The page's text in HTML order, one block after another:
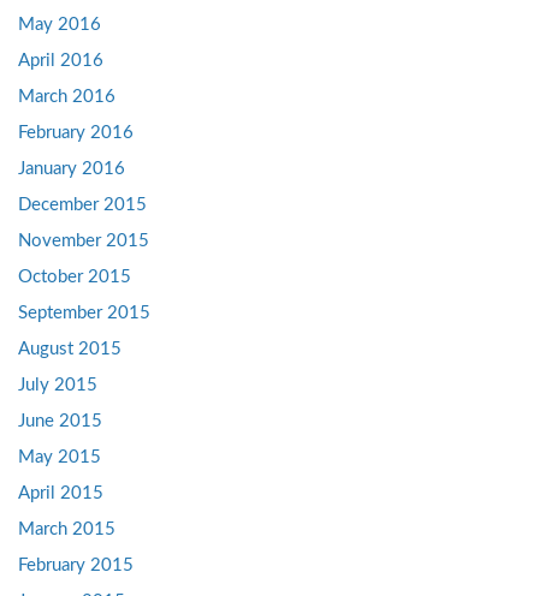
May 2016
April 2016
March 2016
February 2016
January 2016
December 2015
November 2015
October 2015
September 2015
August 2015
July 2015
June 2015
May 2015
April 2015
March 2015
February 2015